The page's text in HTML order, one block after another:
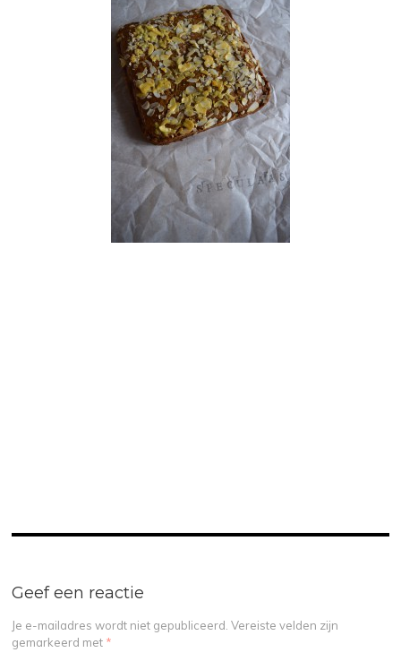
Geef een reactie
Je e-mailadres wordt niet gepubliceerd. Vereiste velden zijn
gemarkeerd met *